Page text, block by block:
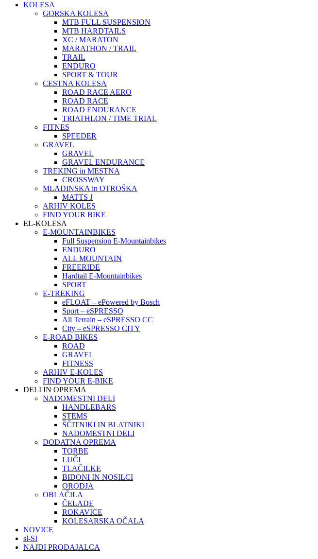
KOLESA
GORSKA KOLESA
MTB FULL SUSPENSION
MTB HARDTAILS
XC / MARATON
MARATHON / TRAIL
TRAIL
ENDURO
SPORT & TOUR
CESTNA KOLESA
ROAD RACE AERO
ROAD RACE
ROAD ENDURANCE
TRIATHLON / TIME TRIAL
FITNES
SPEEDER
GRAVEL
GRAVEL
GRAVEL ENDURANCE
TREKING in MESTNA
CROSSWAY
MLADINSKA in OTROŠKA
MATTS J
ARHIV KOLES
FIND YOUR BIKE
EL-KOLESA
E-MOUNTAINBIKES
Full Suspension E-Mountainbikes
ENDURO
ALL MOUNTAIN
FREERIDE
Hardtail E-Mountainbikes
SPORT
E-TREKING
eFLOAT – ePowered by Bosch
Sport – eSPRESSO
All Terrain – eSPRESSO CC
City – eSPRESSO CITY
E-ROAD BIKES
ROAD
GRAVEL
FITNESS
ARHIV E-KOLES
FIND YOUR E-BIKE
DELI IN OPREMA
NADOMESTNI DELI
HANDLEBARS
STEMS
ŠČITNIKI IN BLATNIKI
NADOMESTNI DELI
DODATNA OPREMA
TORBE
LUČI
TLAČILKE
BIDONI IN NOSILCI
ORODJA
OBLAČILA
ČELADE
ROKAVICE
KOLESARSKA OČALA
NOVICE
sl-SI
NAJDI PRODAJALCA